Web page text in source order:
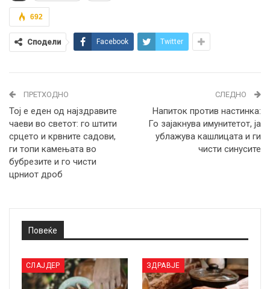
692
Сподели Facebook Twitter
ПРЕТХОДНО
Тој е еден од најздравите
чаеви во светот: го штити
срцето и крвните садови,
ги топи камењата во
бубрезите и го чисти
црниот дроб
СЛЕДНО
Напиток против настинка:
Го зајакнува имунитетот, ја
ублажува кашлицата и ги
чисти синусите
Повеќе
СЛАЈДЕР ЗДРАВЈЕ